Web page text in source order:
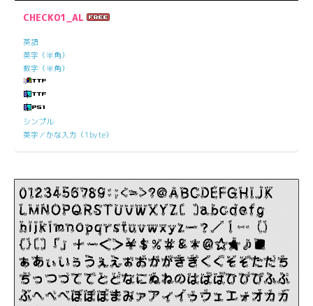
CHECK01_AL
英語
英字（半角）
数字（半角）
シンプル
英字／かな入力（1byte）